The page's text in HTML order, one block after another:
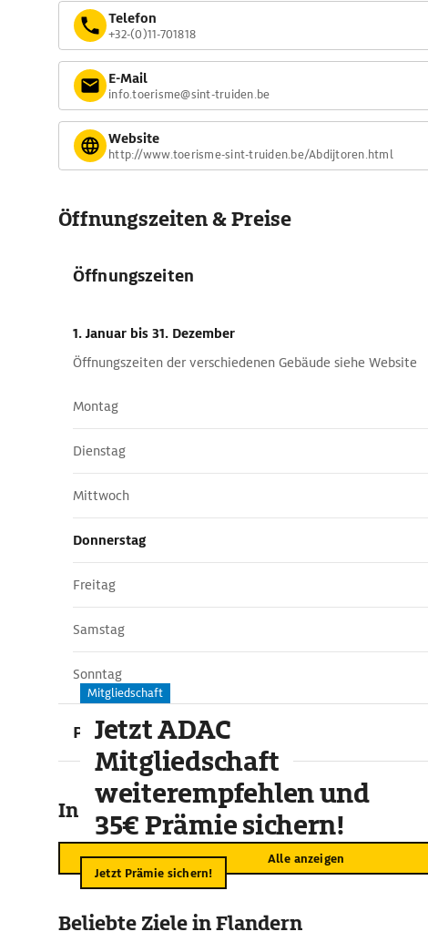
Telefon
+32-(0)11-701818
E-Mail
info.toerisme@sint-truiden.be
Website
http://www.toerisme-sint-truiden.be/Abdijtoren.html
Öffnungszeiten & Preise
Öffnungszeiten
1. Januar bis 31. Dezember
Öffnungszeiten der verschiedenen Gebäude siehe Website
Montag
Dienstag
Mittwoch
Donnerstag
Freitag
Samstag
Sonntag
Preise
In der Umgebung
Alle anzeigen
Mitgliedschaft
Jetzt ADAC
Mitgliedschaft
weiterempfehlen und
35€ Prämie sichern!
Jetzt Prämie sichern!
Beliebte Ziele in Flandern